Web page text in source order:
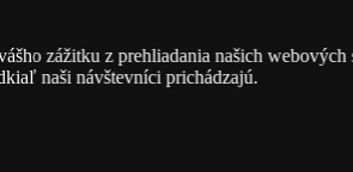
zážitku z prehliadania našich
naši návštevníci prichádzajú.